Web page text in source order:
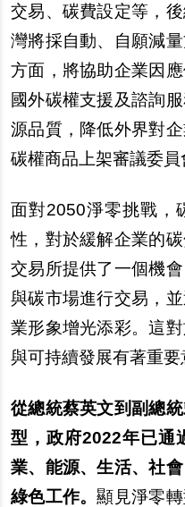
交易、碳費設定等，
灣將採自動、自願減
方面，將協助企業因
國外碳權支援及諮詢
源品質，降低外界對
碳權商品上架審議委員
面對2050淨零挑戰，
性，對於緩解企業的
交易所提供了一個機
與碳市場進行交易，
業形象增光添彩。這
與可持續發展有著重要
從總統蔡英文到副總
型，政府2022年已通
業、能源、生活、社
綠色工作。顯見淨零